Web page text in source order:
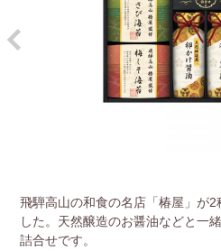
飛騨高山の和食の名店「椿屋」が
した。天然醸造のお醤油などと一
詰合せです。